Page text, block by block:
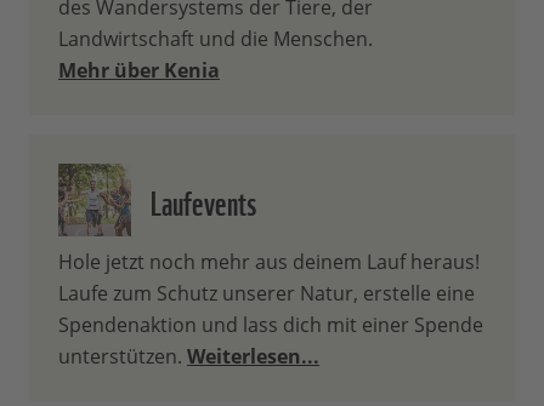
des Wandersystems der Tiere, der
Landwirtschaft und die Menschen.
Mehr über Kenia
Laufevents
Hole jetzt noch mehr aus deinem Lauf heraus!
Laufe zum Schutz unserer Natur, erstelle eine
Spendenaktion und lass dich mit einer Spende
unterstützen. Weiterlesen...